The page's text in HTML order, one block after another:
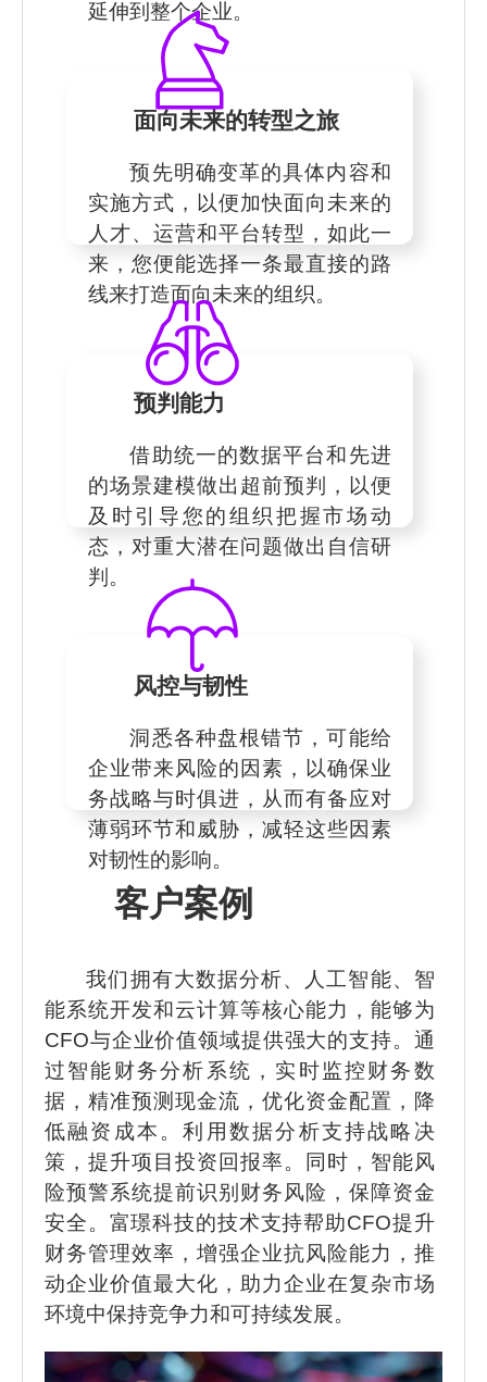
延伸到整个企业。
面向未来的转型之旅
预先明确变革的具体内容和
实施方式，以便加快面向未来的
人才、运营和平台转型，如此一
来，您便能选择一条最直接的路
线来打造面向未来的组织。
预判能力
借助统一的数据平台和先进
的场景建模做出超前预判，以便
及时引导您的组织把握市场动
态，对重大潜在问题做出自信研
判。
风控与韧性
洞悉各种盘根错节，可能给
企业带来风险的因素，以确保业
务战略与时俱进，从而有备应对
薄弱环节和威胁，减轻这些因素
对韧性的影响。
客户案例
我们拥有大数据分析、人工智能、智
能系统开发和云计算等核心能力，能够为
CFO与企业价值领域提供强大的支持。通
过智能财务分析系统，实时监控财务数
据，精准预测现金流，优化资金配置，降
低融资成本。利用数据分析支持战略决
策，提升项目投资回报率。同时，智能风
险预警系统提前识别财务风险，保障资金
安全。富璟科技的技术支持帮助CFO提升
财务管理效率，增强企业抗风险能力，推
动企业价值最大化，助力企业在复杂市场
环境中保持竞争力和可持续发展。